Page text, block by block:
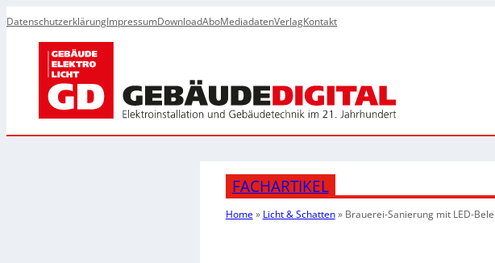
DatenschutzerklärungImpressumDownloadAboMediadatenVerlagKontakt
FACHARTIKEL
Home» Licht & Schatten» Brauerei-Sanierung mit LED-